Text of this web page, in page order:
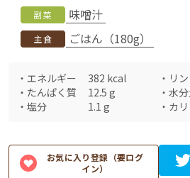
副菜 味噌汁
主食 ごはん（180g）
・ エネルギー 382 kcal ・ リン
・ たんぱく質 12.5 g ・ 水
・ 塩分 1.1 g ・ カ
お気に入り登録（要ログ
イン）